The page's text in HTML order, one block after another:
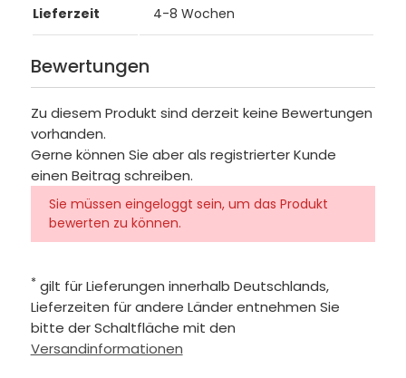
Lieferzeit 4-8 Wochen
Bewertungen
Zu diesem Produkt sind derzeit keine Bewertungen
vorhanden.
Gerne können Sie aber als registrierter Kunde
einen Beitrag schreiben.
Sie müssen eingeloggt sein, um das Produkt
bewerten zu können.
* gilt für Lieferungen innerhalb Deutschlands,
Lieferzeiten für andere Länder entnehmen Sie
bitte der Schaltfläche mit den
Versandinformationen